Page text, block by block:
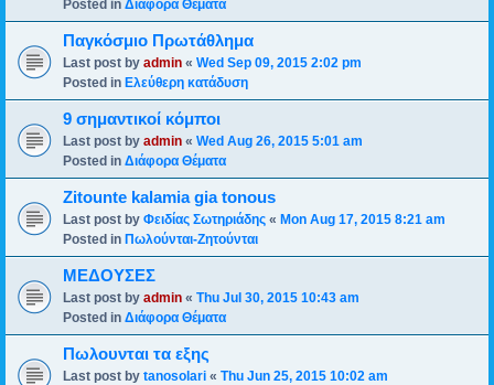
Posted in Διάφορα Θέματα
Παγκόσμιο Πρωτάθλημα
Last post by admin « Wed Sep 09, 2015 2:02 pm
Posted in Ελεύθερη κατάδυση
9 σημαντικοί κόμποι
Last post by admin « Wed Aug 26, 2015 5:01 am
Posted in Διάφορα Θέματα
Zitounte kalamia gia tonous
Last post by Φειδίας Σωτηριάδης « Mon Aug 17, 2015 8:21 am
Posted in Πωλούνται-Ζητούνται
ΜΕΔΟΥΣΕΣ
Last post by admin « Thu Jul 30, 2015 10:43 am
Posted in Διάφορα Θέματα
Πωλουνται τα εξης
Last post by tanosolari « Thu Jun 25, 2015 10:02 am